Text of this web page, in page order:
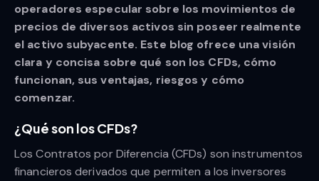
operadores especular sobre los movimientos de
precios de diversos activos sin poseer realmente
el activo subyacente. Este blog ofrece una visión
clara y concisa sobre qué son los CFDs, cómo
funcionan, sus ventajas, riesgos y cómo
comenzar.
¿Qué son los CFDs?
Los Contratos por Diferencia (CFDs) son instrumentos
financieros derivados que permiten a los inversores